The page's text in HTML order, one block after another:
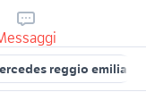
reggio emilia